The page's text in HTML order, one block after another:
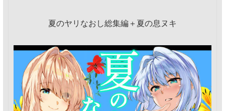
夏のヤリなおし総集編＋夏の息ヌキ